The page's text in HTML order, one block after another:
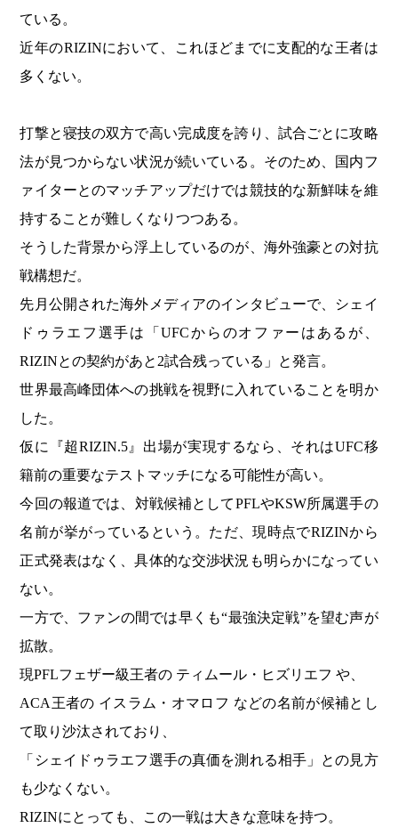
ている。
近年のRIZINにおいて、これほどまでに支配的な王者は
多くない。
打撃と寝技の双方で高い完成度を誇り、試合ごとに攻略
法が見つからない状況が続いている。そのため、国内フ
ァイターとのマッチアップだけでは競技的な新鮮味を維
持することが難しくなりつつある。
そうした背景から浮上しているのが、海外強豪との対抗
戦構想だ。
先月公開された海外メディアのインタビューで、シェイ
ドゥラエフ選手は「UFCからのオファーはあるが、
RIZINとの契約があと2試合残っている」と発言。
世界最高峰団体への挑戦を視野に入れていることを明か
した。
仮に『超RIZIN.5』出場が実現するなら、それはUFC移
籍前の重要なテストマッチになる可能性が高い。
今回の報道では、対戦候補としてPFLやKSW所属選手の
名前が挙がっているという。ただ、現時点でRIZINから
正式発表はなく、具体的な交渉状況も明らかになってい
ない。
一方で、ファンの間では早くも“最強決定戦”を望む声が
拡散。
現PFLフェザー級王者の ティムール・ヒズリエフ や、
ACA王者の イスラム・オマロフ などの名前が候補とし
て取り沙汰されており、
「シェイドゥラエフ選手の真価を測れる相手」との見方
も少なくない。
RIZINにとっても、この一戦は大きな意味を持つ。